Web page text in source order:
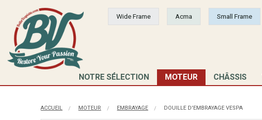
Wide Frame Acma Small Frame
NOTRE SÉLECTION MOTEUR CHÂSSIS
ACCUEIL MOTEUR EMBRAYAGE DOUILLE D'EMBRAYAGE VESPA